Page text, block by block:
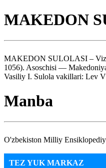
MAKEDON
MAKEDON SULOLASI –
1056). Asoschisi —
Vasiliy I. Sulola vakillari: Lev
Manba
O'zbekiston Milliy
TEZ YUK MARKAZ